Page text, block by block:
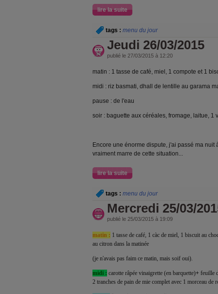
lire la suite
tags : menu du jour
Jeudi 26/03/2015
publié le 27/03/2015 à 12:20
matin : 1 tasse de café, miel, 1 compote et 1
midi : riz basmati, dhall de lentille au garama
pause : de l'eau
soir : baguette aux céréales, fromage, laitue, 1
Encore une énorme dispute, j'ai passé ma nuit
vraiment marre de cette situation...
lire la suite
tags : menu du jour
Mercredi 25/03/
publié le 25/03/2015 à 19:09
matin : 1 tasse de café, 1 càc de miel, 1 biscuit au
au citron dans la matinée
(je n'avais pas faim ce matin, mais soif oui).
midi : carotte râpée vinaigrette (en barquette)+ feuille
2 tranches de pain de mie complet avec 1 morceau de